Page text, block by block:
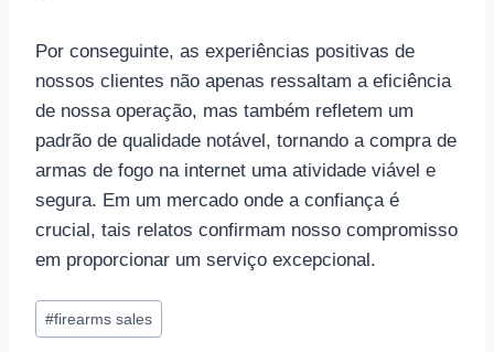
Por conseguinte, as experiências positivas de
nossos clientes não apenas ressaltam a eficiência
de nossa operação, mas também refletem um
padrão de qualidade notável, tornando a compra de
armas de fogo na internet uma atividade viável e
segura. Em um mercado onde a confiança é
crucial, tais relatos confirmam nosso compromisso
em proporcionar um serviço excepcional.
Tags
do
#firearms sales